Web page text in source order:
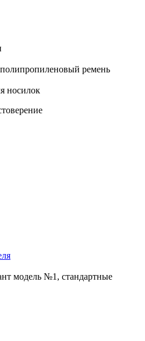
ремень
носилок
модель №1, стандартные